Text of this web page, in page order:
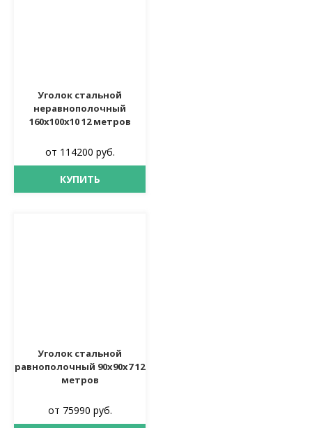
Уголок стальной
неравнополочный
160х100х10 12 метров
от 114200 руб.
КУПИТЬ
Уголок стальной
равнополочный 90х90х7 12
метров
от 75990 руб.